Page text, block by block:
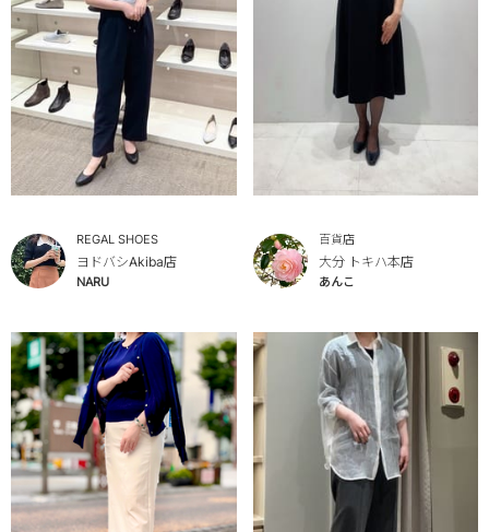
REGAL SHOES
ヨドバシAkiba店
NARU
百貨店
大分 トキハ本店
あんこ